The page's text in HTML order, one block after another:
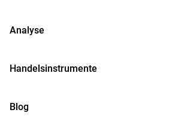
Analyse
Handelsinstrumente
Blog